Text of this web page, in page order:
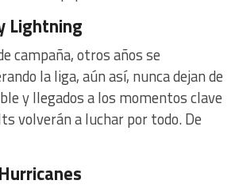
Lightning
campaña, otros años se
la liga, aún así, nunca dejan de
y llegados a los momentos clave
volverán a luchar por todo. De